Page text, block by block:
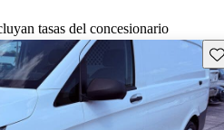
tasas del concesionario